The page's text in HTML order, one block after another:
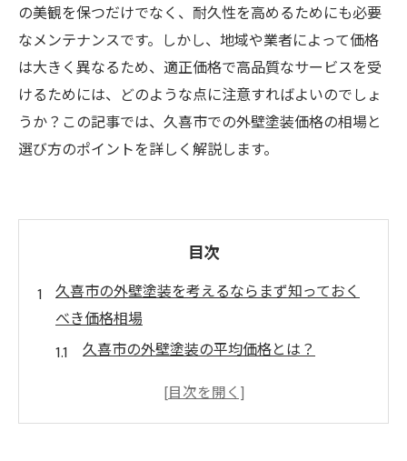
の美観を保つだけでなく、耐久性を高めるためにも必要
なメンテナンスです。しかし、地域や業者によって価格
は大きく異なるため、適正価格で高品質なサービスを受
けるためには、どのような点に注意すればよいのでしょ
うか？この記事では、久喜市での外壁塗装価格の相場と
選び方のポイントを詳しく解説します。
目次
久喜市の外壁塗装を考えるならまず知っておく
べき価格相場
久喜市の外壁塗装の平均価格とは？
価格に影響を与える要因：塗料の種類と面